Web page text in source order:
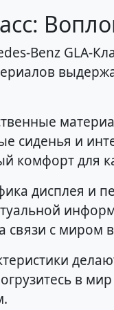
Benz GLA-
сиденья и
комфорт для
дисплея и
связи с миром
в